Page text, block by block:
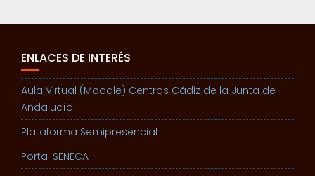
ENLACES DE INTERÉS
Aula Virtual (Moodle) Centros Cádiz de la Junta de
Andalucía
Plataforma Semipresencial
Portal SENECA